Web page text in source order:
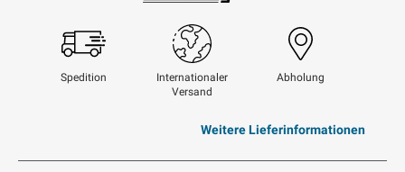
Swisspost
Spedition
Internationaler
Versand
Abholung
Weitere Lieferinformationen